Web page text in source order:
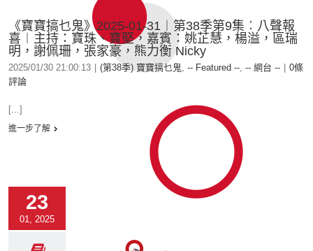
《寶寶搞乜鬼》2025-01-31︱第38季第9集︰八聲報
喜︱主持：寶珠、寶堅，嘉賓：姚芷慧，楊溢，區瑞
明，謝佩珊，張家豪，熊力衡 Nicky
2025/01/30 21:00:13 (第38季) 寶寶搞乜鬼, -- Featured --, -- 網台 --
0條
評論
[...]
進一步了解
23
01, 2025